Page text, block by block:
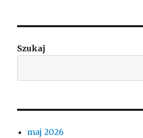
Szukaj
maj 2026